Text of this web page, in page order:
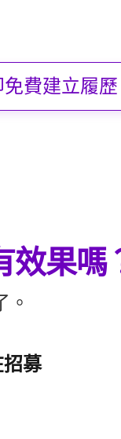
免費建立履
效果嗎
。
募